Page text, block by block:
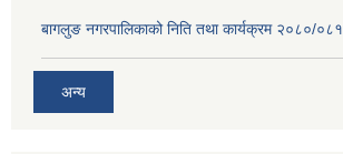
बागलुङ नगरपालिकाको निति तथा कार्यक्रम २०८०/०८१
अन्य